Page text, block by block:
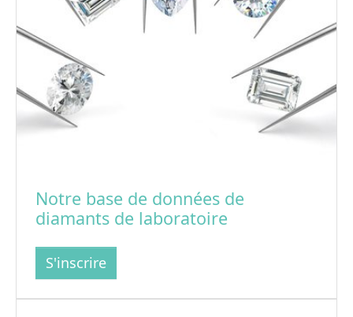
Notre base de données de
diamants de laboratoire
S'inscrire